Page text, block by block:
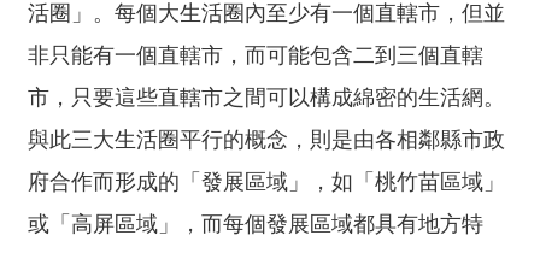
雙
語
彙
見
問
活圈」。每個大生活圈內至少有一個直轄市，但並
非只能有一個直轄市，而可能包含二到三個直轄
市，只要這些直轄市之間可以構成綿密的生活網。
與此三大生活圈平行的概念，則是由各相鄰縣市政
府合作而形成的「發展區域」，如「桃竹苗區域」
或「高屏區域」，而每個發展區域都具有地方特